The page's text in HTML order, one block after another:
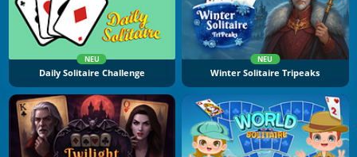
NEU
Daily Solitaire Challenge
NEU
Winter Solitaire Tripeaks